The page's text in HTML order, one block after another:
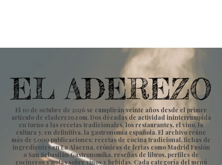
El 10 de octubre de 2026 se cumplirán veinte años desde el primer
artículo de eladerezo.com. Dos décadas de actividad ininterrumpida
en torno a las recetas tradicionales, los restaurantes, el vino, la
cultura y, en definitiva, la gastronomía española. El archivo reúne
más de 5.000 publicaciones: recetas de cocina tradicional, fichas de
ingredientes en La Alacena, crónicas de ferias como Madrid Fusión
o San Sebastián Gastronomika, reseñas de libros, perfiles de
cocineros y notas sobre vinos y bebidas. Cada categoría del menú